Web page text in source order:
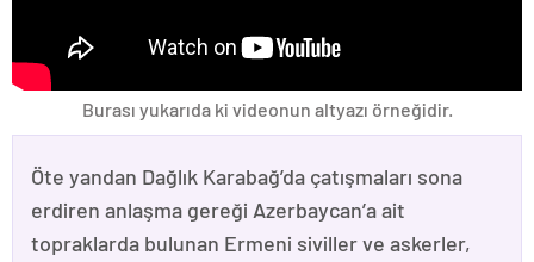
Burası yukarıda ki videonun altyazı örneğidir.
Öte yandan Dağlık Karabağ’da çatışmaları sona
erdiren anlaşma gereği Azerbaycan’a ait
topraklarda bulunan Ermeni siviller ve askerler,